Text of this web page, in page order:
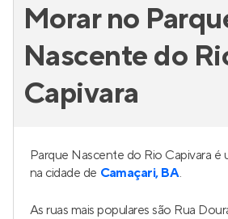
Morar no
Nascente do
Capivara
Parque Nascente do Rio Capivara é
na cidade de Camaçari, BA.
As ruas mais populares são Rua